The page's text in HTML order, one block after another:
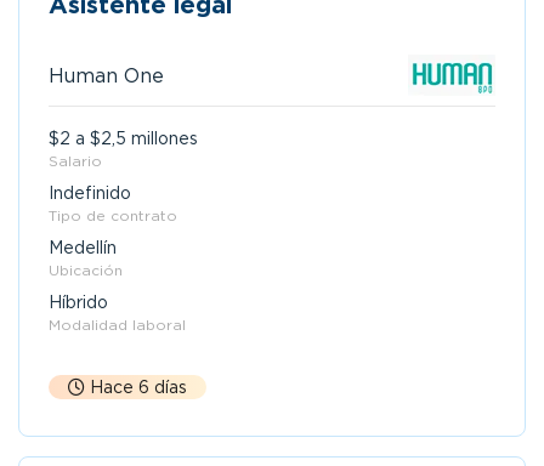
Human One
$2 a $2,5 millones
Salario
Indefinido
Tipo de contrato
Medellín
Ubicación
Híbrido
Modalidad laboral
Hace 6 días